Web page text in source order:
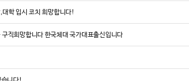
학 입시 코치 희망합니다!
직희망합니다 한국체대 국가대표출신입니다